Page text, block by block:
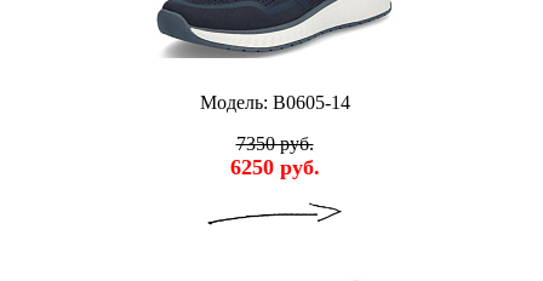
Модель: B0605-14
7350 руб.
6250 руб.